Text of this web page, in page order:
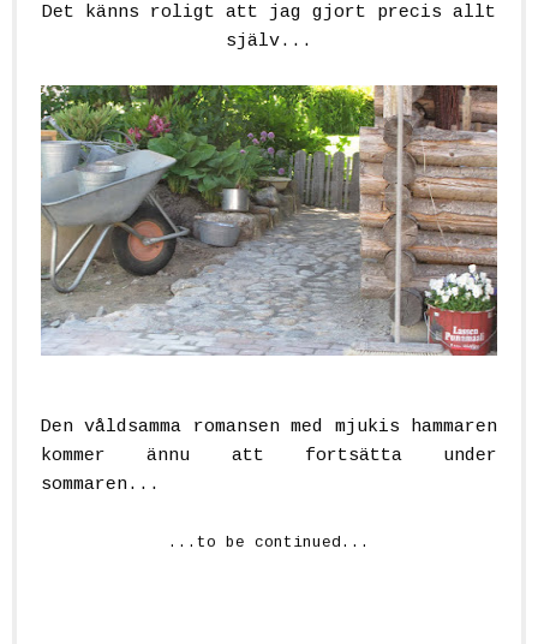
Det känns roligt att jag gjort precis allt
själv...
Den våldsamma romansen med mjukis hammaren
kommer ännu att fortsätta under
sommaren...
...to be continued...